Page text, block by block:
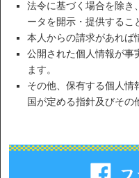
法令に基づく場合を除き
ータを開示・提供するこ
本人からの請求があれば
公開された個人情報が事
ます。
その他、保有する個人情
国が定める指針及びその